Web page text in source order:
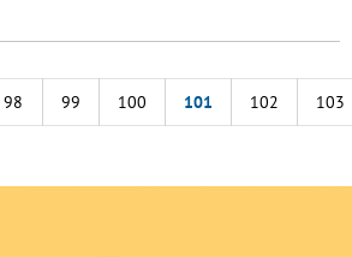
98 99 100 101 102 103